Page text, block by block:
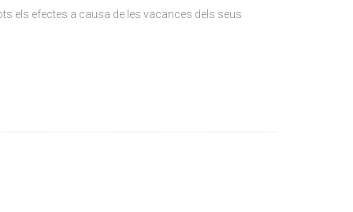
els efectes a causa de les vacances dels seus